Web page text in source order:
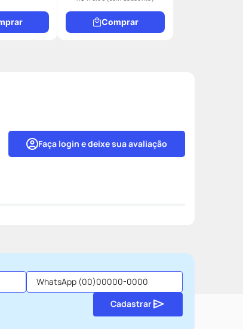
Comprar
Faça login e deixe sua avaliação
Cadastrar